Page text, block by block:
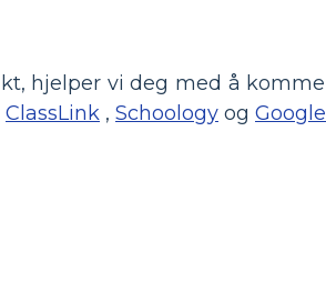
hjelper vi deg med å
ClassLink , Schoology og